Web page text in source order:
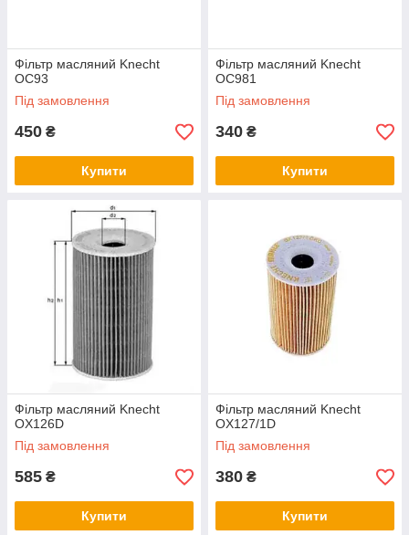
Фільтр масляний Knecht
OC93
Під замовлення
450 ₴
Купити
Фільтр масляний Knecht
OC981
Під замовлення
340 ₴
Купити
Фільтр масляний Knecht
OX126D
Під замовлення
585 ₴
Купити
Фільтр масляний Knecht
OX127/1D
Під замовлення
380 ₴
Купити